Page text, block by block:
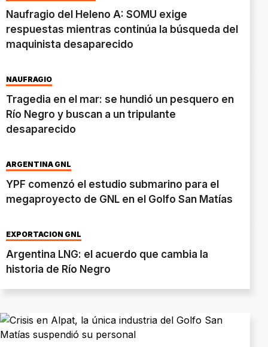
Naufragio del Heleno A: SOMU exige
respuestas mientras continúa la búsqueda del
maquinista desaparecido
NAUFRAGIO
Tragedia en el mar: se hundió un pesquero en
Río Negro y buscan a un tripulante
desaparecido
ARGENTINA GNL
YPF comenzó el estudio submarino para el
megaproyecto de GNL en el Golfo San Matías
EXPORTACION GNL
Argentina LNG: el acuerdo que cambia la
historia de Río Negro